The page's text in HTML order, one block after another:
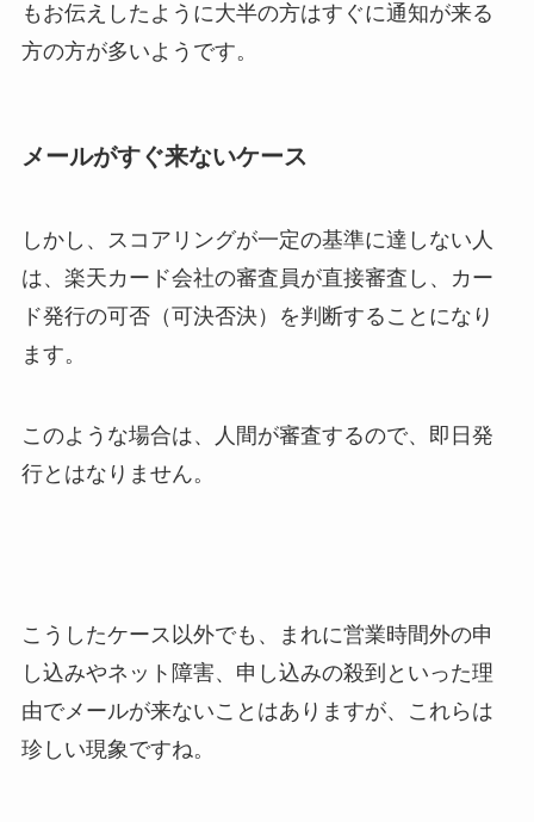
もお伝えしたように大半の方はすぐに通知が来る
方の方が多いようです。
メールがすぐ来ないケース
しかし、スコアリングが一定の基準に達しない人
は、楽天カード会社の審査員が直接審査し、カー
ド発行の可否（可決否決）を判断することになり
ます。
このような場合は、人間が審査するので、即日発
行とはなりません。
こうしたケース以外でも、まれに営業時間外の申
し込みやネット障害、申し込みの殺到といった理
由でメールが来ないことはありますが、これらは
珍しい現象ですね。